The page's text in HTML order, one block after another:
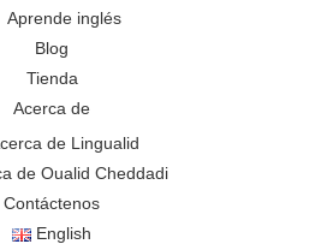
Aprende inglés
Blog
Tienda
Acerca de
de Lingualid
de Oualid Cheddadi
Contáctenos
English